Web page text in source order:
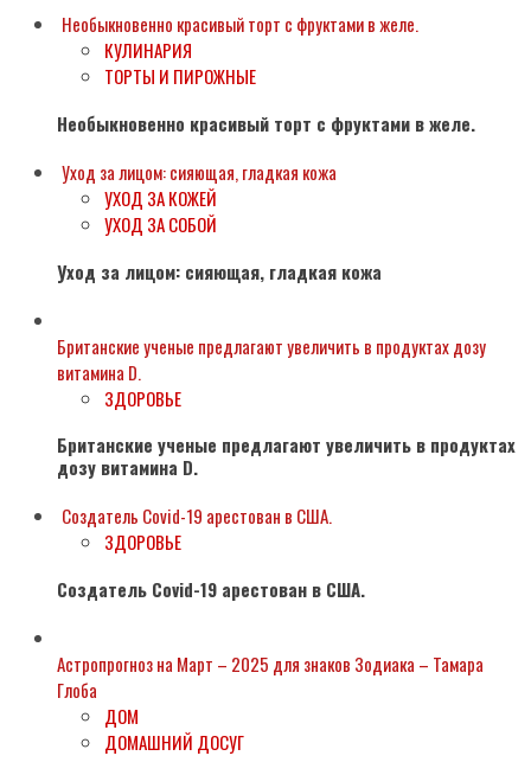
Необыкновенно красивый торт с фруктами в желе.
КУЛИНАРИЯ
ТОРТЫ И ПИРОЖНЫЕ
Необыкновенно красивый торт с фруктами в желе.
Уход за лицом: сияющая, гладкая кожа
УХОД ЗА КОЖЕЙ
УХОД ЗА СОБОЙ
Уход за лицом: сияющая, гладкая кожа
Британские ученые предлагают увеличить в продуктах дозу
витамина D.
ЗДОРОВЬЕ
Британские ученые предлагают увеличить в продуктах
дозу витамина D.
Создатель Covid-19 арестован в США.
ЗДОРОВЬЕ
Создатель Covid-19 арестован в США.
Астропрогноз на Март – 2025 для знаков Зодиака – Тамара
Глоба
ДОМ
ДОМАШНИЙ ДОСУГ